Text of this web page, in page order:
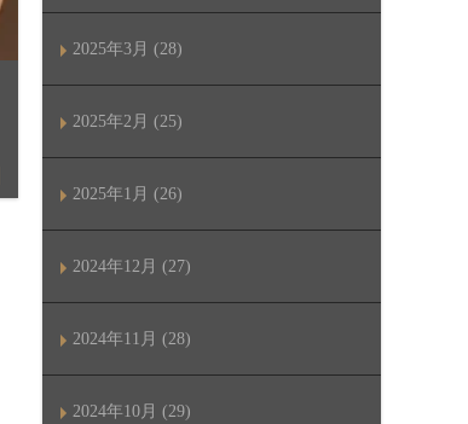
2025年3月 (28)
2025年2月 (25)
2025年1月 (26)
2024年12月 (27)
2024年11月 (28)
2024年10月 (29)